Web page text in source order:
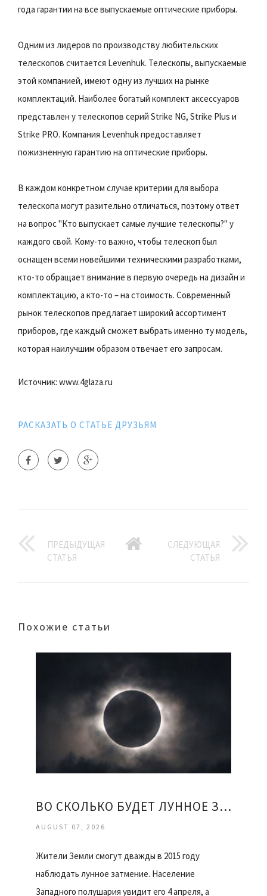
года гарантии на все выпускаемые оптические приборы.
Одним из лидеров по производству любительских
телескопов считается Levenhuk. Телескопы, выпускаемые
этой компанией, имеют одну из лучших на рынке
комплектаций. Наиболее богатый комплект аксессуаров
представлен у телескопов серий Strike NG, Strike Plus и
Strike PRO. Компания Levenhuk предоставляет
пожизненную гарантию на оптические приборы.
В каждом конкретном случае критерии для выбора
телескопа могут разительно отличаться, поэтому ответ
на вопрос "Кто выпускает самые лучшие телескопы?" у
каждого свой. Кому-то важно, чтобы телескоп был
оснащен всеми новейшими техническими разработками,
кто-то обращает внимание в первую очередь на дизайн и
комплектацию, а кто-то – на стоимость. Современный
рынок телескопов предлагает широкий ассортимент
приборов, где каждый сможет выбрать именно ту модель,
которая наилучшим образом отвечает его запросам.
Источник: www.4glaza.ru
РАСКАЗАТЬ О СТАТЬЕ ДРУЗЬЯМ
ПРЕДЫДУЩАЯ
СТАТЬЯ
СЛЕДУЮЩАЯ
СТАТЬЯ
Похожие статьи
ВО СКОЛЬКО БУДЕТ ЛУННОЕ ЗАТМЕНИЕ
AUGUST 07, 2026
Жители Земли смогут дважды в 2015 году
наблюдать лунное затмение. Население
Западного полушария увидит его 4 апреля, а